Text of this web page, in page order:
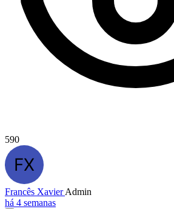
590
Francês XavierAdmin
há 4 semanas